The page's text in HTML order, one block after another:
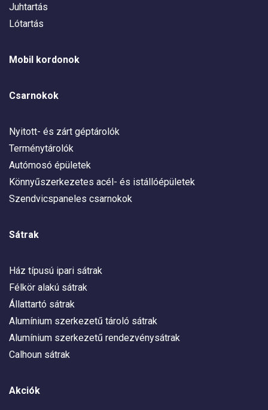
Juhtartás
Lótartás
Mobil kordonok
Csarnokok
Nyitott- és zárt géptárolók
Terménytárolók
Autómosó épületek
Könnyűszerkezetes acél- és istállóépületek
Szendvicspaneles csarnokok
Sátrak
Ház típusú ipari sátrak
Félkör alakú sátrak
Állattartó sátrak
Alumínium szerkezetű tároló sátrak
Alumínium szerkezetű rendezvénysátrak
Calhoun sátrak
Akciók